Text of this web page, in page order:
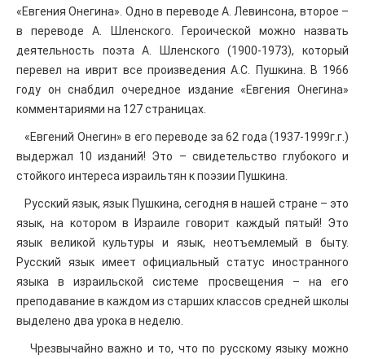
«Евгения Онегина». Одно в переводе А. Левинсона, второе –
в переводе А. Шленского. Героической можно назвать
деятельность поэта А. Шленского (1900-1973), который
перевел на иврит все произведения А.С. Пушкина. В 1966
году он снабдил очередное издание «Евгения Онегина»
комментариями на 127 страницах.
«Евгений Онегин» в его переводе за 62 года (1937-1999г.г.)
выдержал 10 изданий! Это – свидетельство глубокого и
стойкого интереса израильтян к поэзии Пушкина.
Русский язык, язык Пушкина, сегодня в нашей стране – это
язык, на котором в Израиле говорит каждый пятый! Это
язык великой культуры и язык, неотъемлемый в быту.
Русский язык имеет официальный статус иностранного
языка в израильской системе просвещения – на его
преподавание в каждом из старших классов средней школы
выделено два урока в неделю.
Чрезвычайно важно и то, что по русскому языку можно